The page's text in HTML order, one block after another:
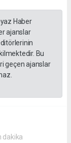
Haber
ajanslar
Bu
geçen ajanslar
dakika